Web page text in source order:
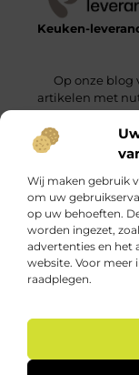
Wij maken gebruik
om uw
op uw behoeften.
worden ingezet,
advertenties en het
website. Voor meer
raadplegen.
Keuken-
Op onze
artikelen met
om een
Onze
Bericht